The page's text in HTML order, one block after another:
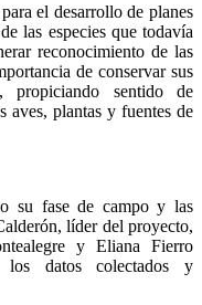
el desarrollo de planes
las especies que todavía
reconocimiento de las
de conservar sus
propiciando sentido de
aves, plantas y fuentes de
su fase de campo y las
líder del proyecto,
y Eliana Fierro
los datos colectados y